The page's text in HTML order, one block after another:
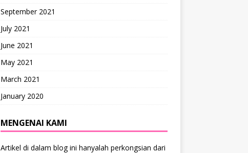
September 2021
July 2021
June 2021
May 2021
March 2021
January 2020
MENGENAI KAMI
Artikel di dalam blog ini hanyalah perkongsian dari